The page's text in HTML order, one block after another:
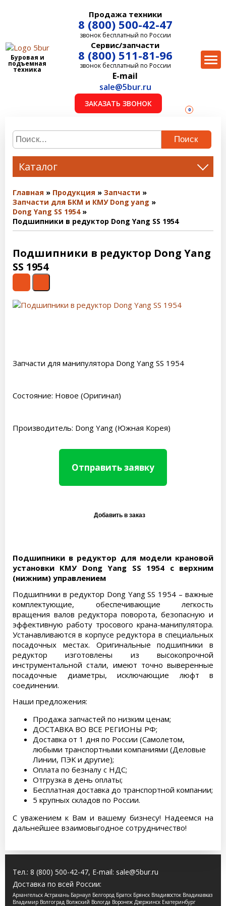
Буровая и
подъемная
техника
Продажа техники
8 (800) 500-42-47
звонок бесплатный по России
Сервис/запчасти
8 (800) 511-81-96
звонок бесплатный по России
E-mail
sale@5bur.ru
ЗАКАЗАТЬ ЗВОНОК
0
Поиск
Каталог
Главная Продукция
Запчасти
Запчасти для БКМ и КМУ Dong yang
Dong Yang SS 1954
Подшипники в редуктор Dong Yang SS 1954
Подшипники в редуктор Dong Yang
SS 1954
Запчасти для манипулятора Dong Yang SS 1954
Состояние: Новое (Оригинал)
Производитель: Dong Yang (Южная Корея)
Отправить заявку
Подшипники в редуктор для модели крановой
установки КМУ Dong Yang SS 1954 с верхним
(нижним) управлением
Подшипники в редуктор Dong Yang SS 1954 – важные
комплектующие, обеспечивающие легкость
вращения валов редуктора поворота, безопасную и
эффективную работу тросового крана-манипулятора.
Устанавливаются в корпусе редуктора в специальных
посадочных местах. Оригинальные подшипники в
редуктор изготовлены из высокопрочной
инструментальной стали, имеют точно выверенные
посадочные диаметры, исключающие люфт в
соединении.
Наши предложения:
Продажа запчастей по низким ценам;
ДОСТАВКА ВО ВСЕ РЕГИОНЫ РФ;
Доставка от 1 дня по России (Самолетом,
любыми транспортными компаниями (Деловые
Линии, ПЭК и другие);
Оплата по безналу с НДС;
Отгрузка в день оплаты;
Бесплатная доставка до транспортной компании;
5 крупных складов по России.
С уважением к Вам и вашему бизнесу! Надеемся на
дальнейшее взаимовыгодное сотрудничество!
Тел.: 8 (800) 500-42-47, E-mail: sale@5bur.ru
Доставка по всей России:
Архангельск Астрахань Барнаул Белгород Братск Брянск Владивосток Владикавказ
Владимир Волгоград Волжский Вологда Воронеж Дзержинск Екатеринбург